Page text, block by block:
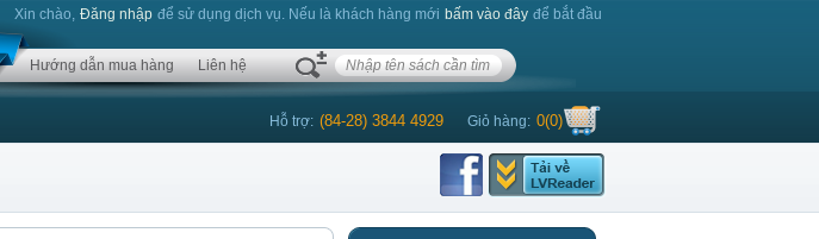
Xin chào, Đăng nhập để sử dụng dịch vụ. Nếu là khách hàng mới bấm vào đây để bắt đầu
Hướng dẫn mua hàng Liên hệ
Hỗ trợ: (84-28) 3844 4929 Giỏ hàng: 0(0)